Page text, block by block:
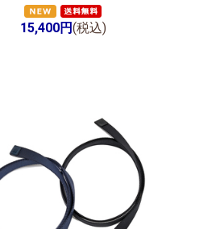
15,400円(税込)